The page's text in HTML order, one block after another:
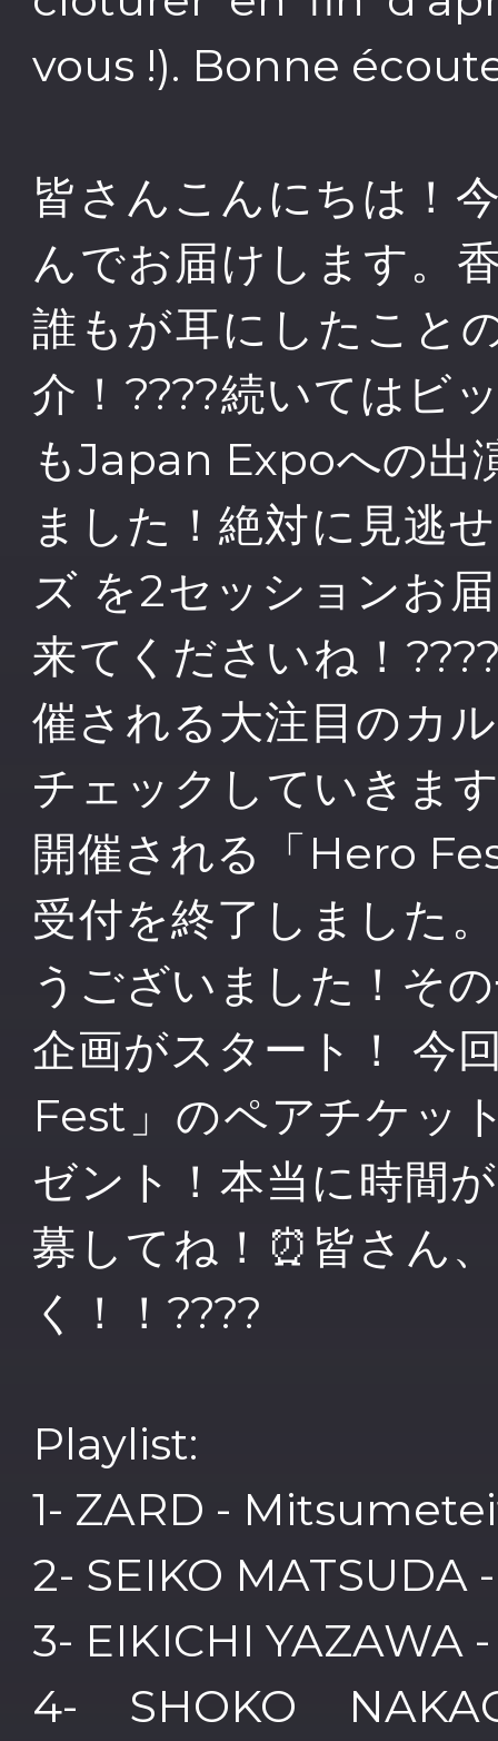
vous !). Bonne
皆さんこんにちは！
んでお届けします。
誰もが耳にしたこと
介！????続いてはビ
もJapan Expoへの出
ました！絶対に見逃
ズ を2セッションお
来てくださいね！
催される大注目のカ
チェックしていきま
開催される「Hero
受付を終了しました
うございました！そ
企画がスタート！ 今
Fest」のペアチケッ
ゼント！本当に時間
募してね！⏰皆さん
く！！????
Playlist:
1- ZARD -
2- SEIKO
3- EIKICHI YAZAWA
4- SHOKO